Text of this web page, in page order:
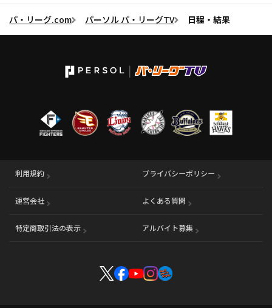
パ・リーグ.com パーソル パ・リーグTV 日程・結果
利用規約 プライバシーポリシー
運営会社 （別ウィンドウで開く） よくある質問
特定商取引法の表示 アルバイト募集 （別ウィンドウで開く